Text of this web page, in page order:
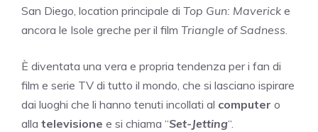
San Diego, location principale di Top Gun: Maverick e
ancora le Isole greche per il film Triangle of Sadness.
È diventata una vera e propria tendenza per i fan di
film e serie TV di tutto il mondo, che si lasciano ispirare
dai luoghi che li hanno tenuti incollati al computer o
alla televisione e si chiama “Set-Jetting“.